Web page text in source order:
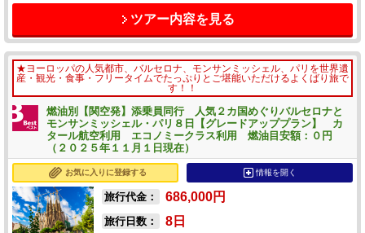
ツアー内容を見る
★ヨーロッパの人気都市、バルセロナ、モンサンミッシェル、パリを世界遺
産・観光・食事・フリータイムでたっぷりとご堪能いただけるよくばり旅で
す！！
燃油別【関空発】添乗員同行 人気２カ国めぐりバルセロナと
モンサンミッシェル・パリ８日【グレードアッププラン】 カ
タール航空利用 エコノミークラス利用 燃油目安額：０円
（２０２５年１１月１日現在）
お気に入りに登録する 情報を開く
旅行代金： 686,000円
旅行日数： 8 日